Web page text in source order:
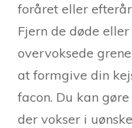
foråret eller
Fjern de døde
overvoksede
at formgive din
facon. Du kan
der vokser i